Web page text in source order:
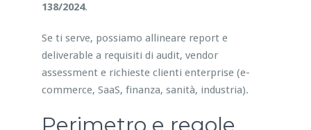
138/2024.
Se ti serve, possiamo allineare report e
deliverable a requisiti di audit, vendor
assessment e richieste clienti enterprise (e-
commerce, SaaS, finanza, sanità, industria).
Perimetro e regole